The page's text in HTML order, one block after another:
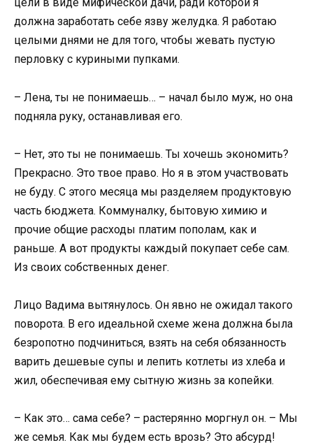
цели в виде мифической дачи, ради которой я
должна заработать себе язву желудка. Я работаю
целыми днями не для того, чтобы жевать пустую
перловку с куриными пупками.
– Лена, ты не понимаешь… – начал было муж, но она
подняла руку, останавливая его.
– Нет, это ты не понимаешь. Ты хочешь экономить?
Прекрасно. Это твое право. Но я в этом участвовать
не буду. С этого месяца мы разделяем продуктовую
часть бюджета. Коммуналку, бытовую химию и
прочие общие расходы платим пополам, как и
раньше. А вот продукты каждый покупает себе сам.
Из своих собственных денег.
Лицо Вадима вытянулось. Он явно не ожидал такого
поворота. В его идеальной схеме жена должна была
безропотно подчиниться, взять на себя обязанность
варить дешевые супы и лепить котлеты из хлеба и
жил, обеспечивая ему сытную жизнь за копейки.
– Как это… сама себе? – растерянно моргнул он. – Мы
же семья. Как мы будем есть врозь? Это абсурд!